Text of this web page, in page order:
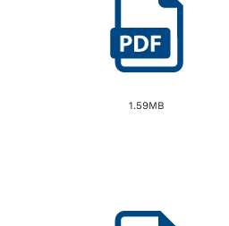
1.59MB